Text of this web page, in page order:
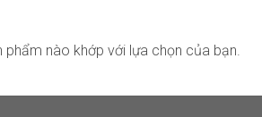
phẩm nào khớp với lựa chọn của bạn.